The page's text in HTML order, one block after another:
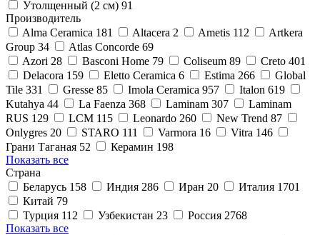
Утолщенный (2 см) 91
Производитель
Alma Ceramica 181 Altacera 2 Ametis 112
Artkera
Group 34 Atlas Concorde 69
Azori 28 Basconi Home 79 Coliseum 89 Creto 401
Delacora 159 Eletto Ceramica 6 Estima 266
Global
Tile 331 Gresse 85 Imola Ceramica 957 Italon 619
Kutahya 44 La Faenza 368 Laminam 307
Laminam
RUS 129 LCM 115 Leonardo 260 New Trend 87
Onlygres 20 STARO 111 Varmora 16 Vitra 146
Грани Таганая 52 Керамин 198
Показать все
Страна
Беларусь 158 Индия 286 Иран 20 Италия 1701
Китай 79
Турция 112 Узбекистан 23 Россия 2768
Показать все